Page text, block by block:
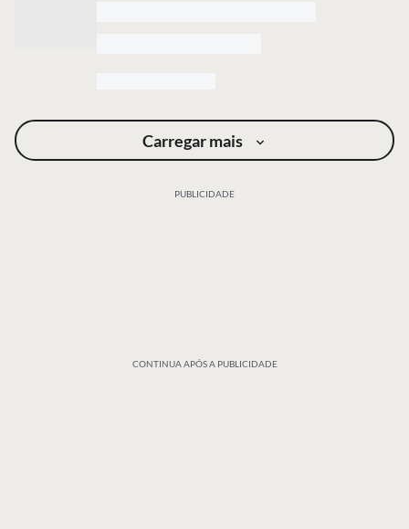
Carregar mais
PUBLICIDADE
CONTINUA APÓS A PUBLICIDADE